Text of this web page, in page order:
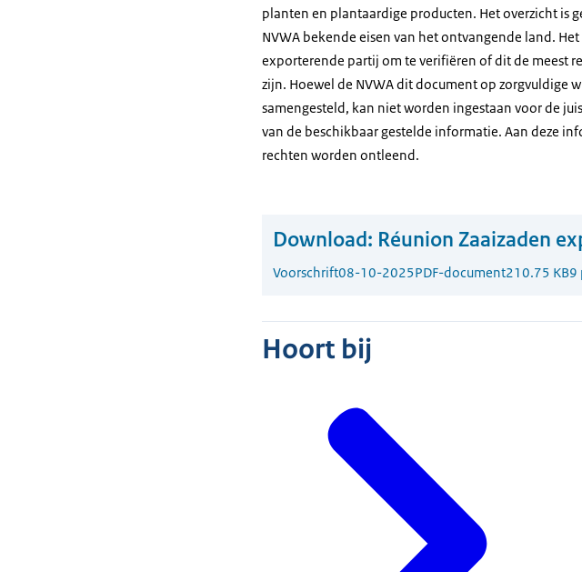
planten en plantaardige producten. Het overzicht is
NVWA bekende eisen van het ontvangende land. Het
exporterende partij om te verifiëren of dit de meest
zijn. Hoewel de NVWA dit document op zorgvuldige
samengesteld, kan niet worden ingestaan voor de
van de beschikbaar gestelde informatie. Aan deze
rechten worden ontleend.
Download: Réunion Zaaizaden
Voorschrift08-10-2025PDF-document210.75 KB9
Hoort bij